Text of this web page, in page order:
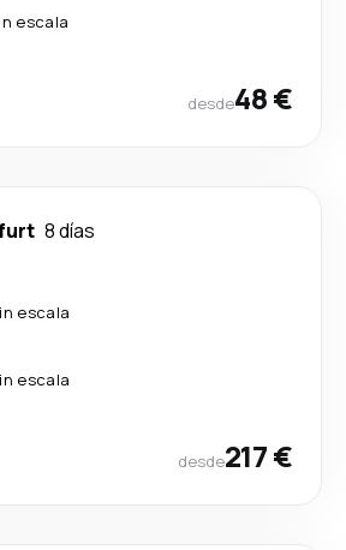
escala
desde48 €
8 días
escala
escala
desde217 €